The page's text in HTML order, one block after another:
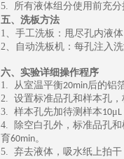
5. 所有液体组分使用前充分
五、 洗板方法
1 、 手工洗板：甩尽孔内液
2、 自动洗板机：每孔注入
六、 实验详细操作程序
1. 从室温平衡20min后的铝
2. 设置标准品孔和样本孔
3. 样本孔先加待测样本10μL
4.
除空白孔外，标准品孔
育60min。
5. 弃去液体，吸水纸上拍